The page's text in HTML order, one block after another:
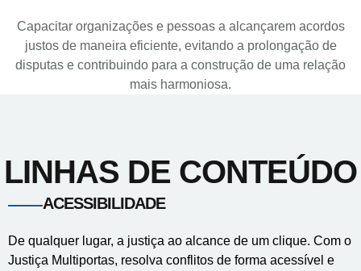
Capacitar organizações e pessoas a alcançarem acordos
justos de maneira eficiente, evitando a prolongação de
disputas e contribuindo para a construção de uma relação
mais harmoniosa.
LINHAS DE CONTEÚDO
ACESSIBILIDADE
De qualquer lugar, a justiça ao alcance de um clique. Com o
Justiça Multiportas, resolva conflitos de forma acessível e